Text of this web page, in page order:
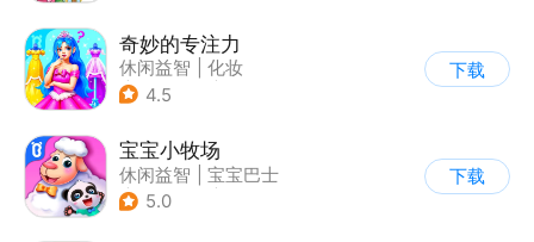
奇妙的专注力
休闲益智
化妆
| 宝宝巴士
4.5
下载
宝宝小牧场
休闲益智
宝宝巴士
| 学习教育
5.0
下载